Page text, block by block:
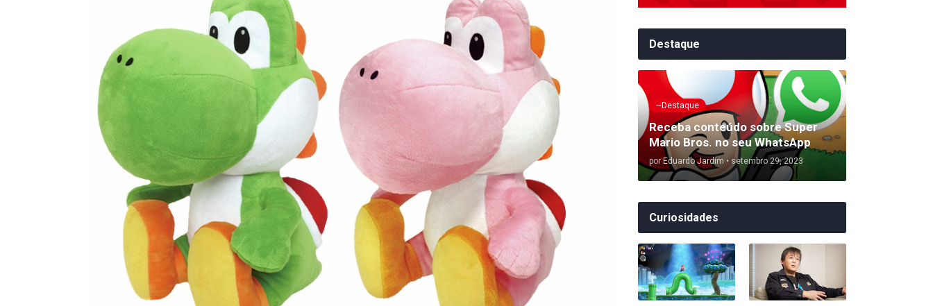
Destaque
~Destaque
Receba conteúdo sobre Super
Mario Bros. no seu WhatsApp
por Eduardo Jardim • setembro 29, 2023
Curiosidades